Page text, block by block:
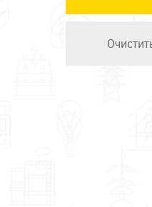
Техэнерго